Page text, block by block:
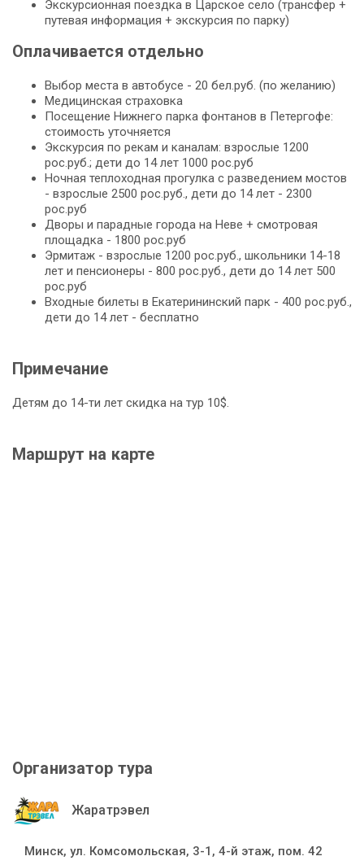
Экскурсионная поездка в Царское село (трансфер +
путевая информация + экскурсия по парку)
Оплачивается отдельно
Выбор места в автобусе - 20 бел.руб. (по желанию)
Медицинская страховка
Посещение Нижнего парка фонтанов в Петергофе:
стоимость уточняется
Экскурсия по рекам и каналам: взрослые 1200
рос.руб.; дети до 14 лет 1000 рос.руб
Ночная теплоходная прогулка с разведением мостов
- взрослые 2500 рос.руб., дети до 14 лет - 2300
рос.руб
Дворы и парадные города на Неве + смотровая
площадка - 1800 рос.руб
Эрмитаж - взрослые 1200 рос.руб., школьники 14-18
лет и пенсионеры - 800 рос.руб., дети до 14 лет 500
рос.руб
Входные билеты в Екатерининский парк - 400 рос.руб.,
дети до 14 лет - бесплатно
Примечание
Детям до 14-ти лет скидка на тур 10$.
Маршрут на карте
Организатор тура
Жаратрэвел
Минск, ул. Комсомольская, 3-1, 4-й этаж, пом. 42